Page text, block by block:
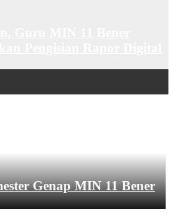
Genap MIN 11 Bener